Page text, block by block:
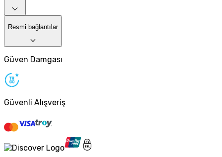
Resmi bağlantılar
Güven Damgası
Güvenli Alışveriş